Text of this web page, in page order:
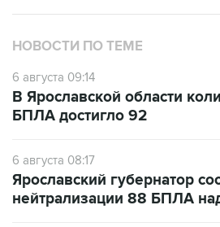
НОВОСТИ ПО ТЕМЕ
6 августа 09:14
В Ярославской области
БПЛА достигло 92
6 августа 08:17
Ярославский губернатор
нейтрализации 88 БПЛА